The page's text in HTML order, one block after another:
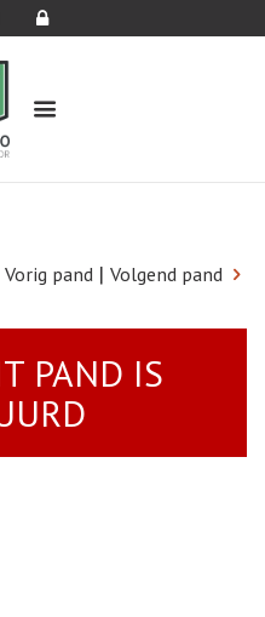
Vorig pand | Volgend pand
PAND IS